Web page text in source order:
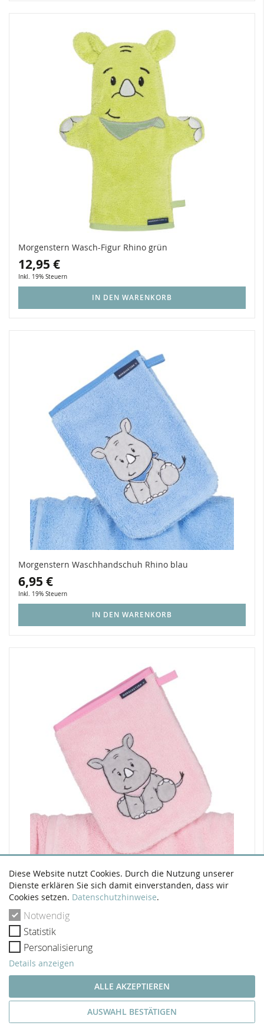
Diese Website nutzt Cookies. Durch die Nutzung unserer
Dienste erklären Sie sich damit einverstanden, dass wir
Cookies setzen. Datenschutzhinweise.
Notwendig
Statistik
Personalisierung
Details anzeigen
ALLE AKZEPTIEREN
AUSWAHL BESTÄTIGEN
Morgenstern Wasch-Figur Rhino grün
12,95 €
Inkl. 19% Steuern
IN DEN WARENKORB
Morgenstern Waschhandschuh Rhino blau
6,95 €
Inkl. 19% Steuern
IN DEN WARENKORB
Morgenstern Waschhandschuh Rhino rosa
6,95 €
Inkl. 19% Steuern